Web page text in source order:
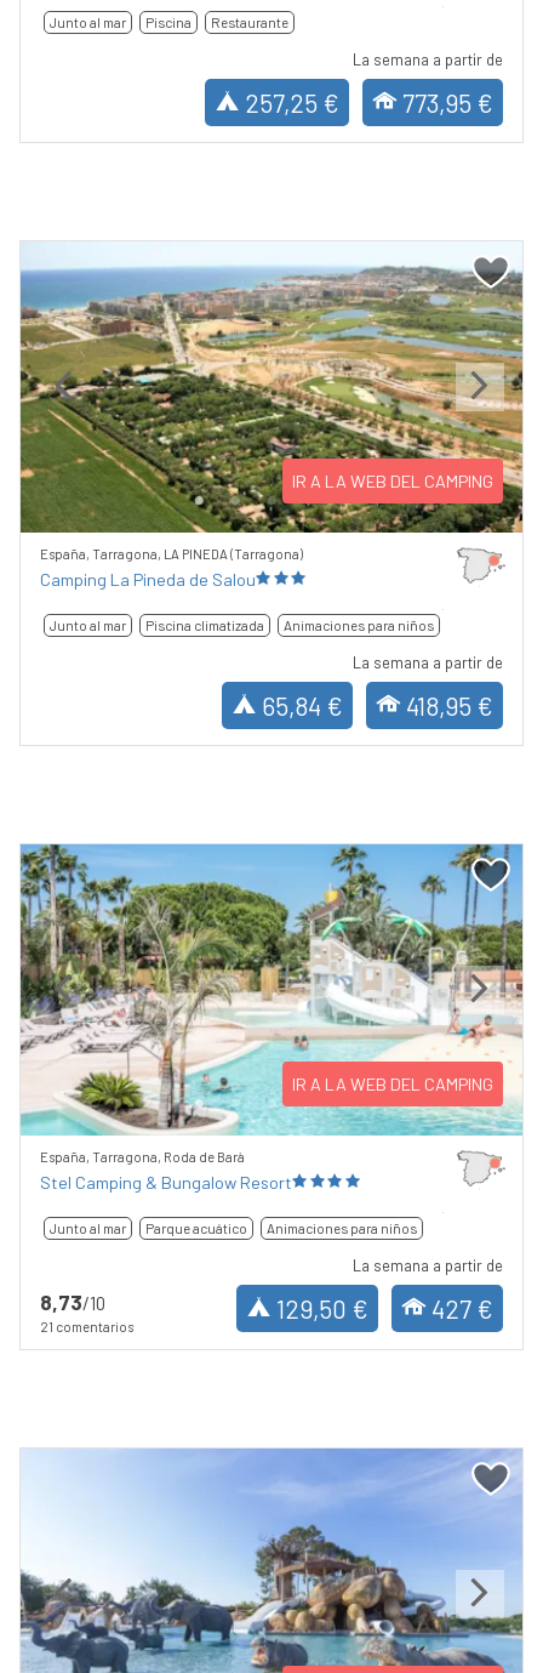
Junto al mar Piscina Restaurante
La semana a partir de
257,25 € 773,95 €
Previous Next
IR A LA WEB DEL CAMPING
España, Tarragona, LA PINEDA (Tarragona)
Camping La Pineda de Salou
Junto al mar Piscina climatizada Animaciones para niños
La semana a partir de
65,84 € 418,95 €
Previous Next
IR A LA WEB DEL CAMPING
España, Tarragona, Roda de Barà
Stel Camping & Bungalow Resort
Junto al mar Parque acuático Animaciones para niños
8,73/10
21 comentarios
La semana a partir de
129,50 € 427 €
Previous Next